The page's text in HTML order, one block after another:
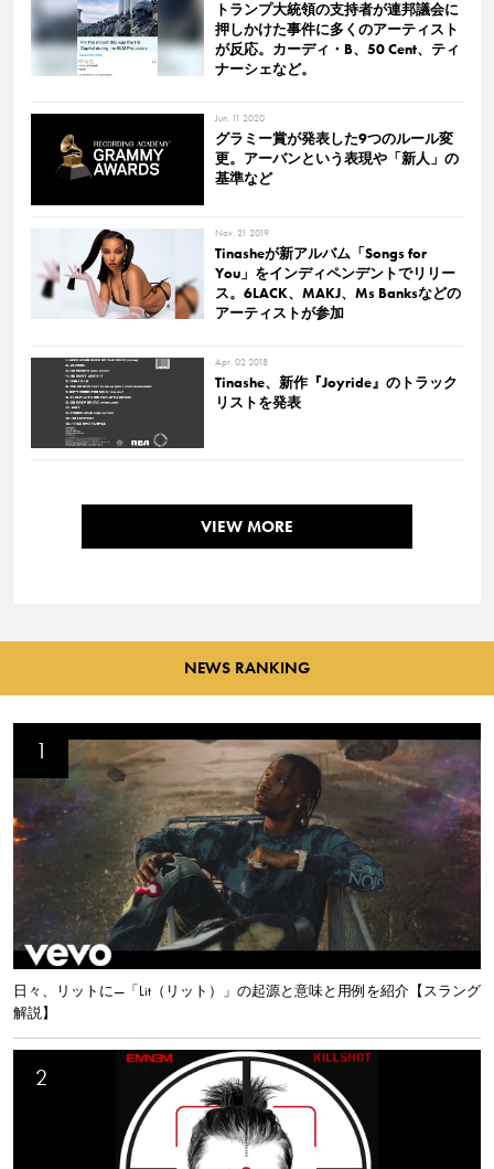
トランプ大統領の支持者が連邦議会に
押しかけた事件に多くのアーティスト
が反応。カーディ・B、50 Cent、ティ
ナーシェなど。
Jun. 11 2020
グラミー賞が発表した9つのルール変
更。アーバンという表現や「新人」の
基準など
Nov. 21 2019
Tinasheが新アルバム「Songs for
You」をインディペンデントでリリー
ス。6LACK、MAKJ、Ms Banksなどの
アーティストが参加
Apr. 02 2018
Tinashe、新作『Joyride』のトラック
リストを発表
VIEW MORE
NEWS RANKING
日々、リットに—「Lit（リット）」の起源と意味と用例を紹介【スラング
解説】